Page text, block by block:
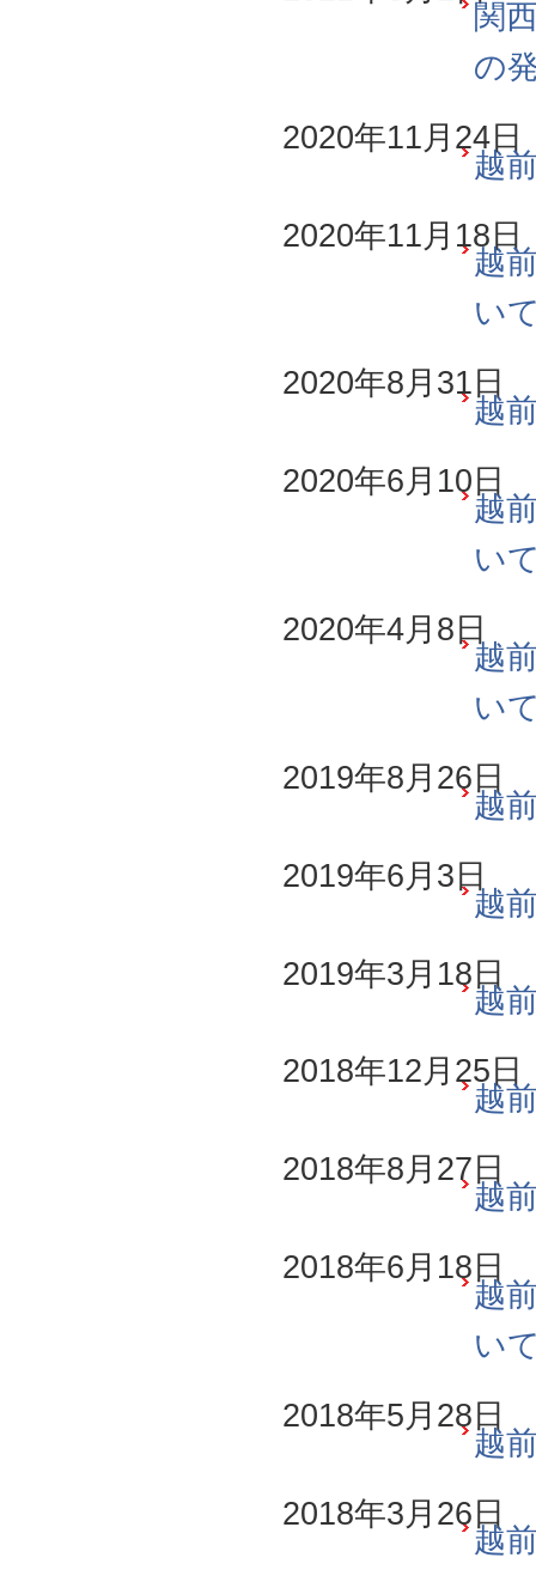
関
の
2020年11月24日
越
2020年11月18日
越
い
2020年8月31日
越
2020年6月10日
越
い
2020年4月8日
越
い
2019年8月26日
越
2019年6月3日
越
2019年3月18日
越
2018年12月25日
越
2018年8月27日
越
2018年6月18日
越
い
2018年5月28日
越
2018年3月26日
越